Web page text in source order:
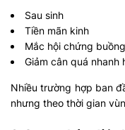
Sau sinh
Tiền mãn kinh
Mắc hội chứng
Giảm cân quá nhanh
Nhiều trường hợp ban
nhưng theo thời gian